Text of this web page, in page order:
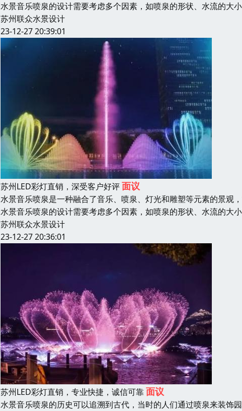
水景音乐喷泉的设计需要考虑多个因素，如喷泉的形状、水流的大
苏州联众水景设计
23-12-27 20:39:01
苏州LED彩灯直销，深受客户好评面议
水景音乐喷泉是一种融合了音乐、喷泉、灯光和雕塑等元素的景观
水景音乐喷泉的设计需要考虑多个因素，如喷泉的形状、水流的大
苏州联众水景设计
23-12-27 20:36:01
苏州LED彩灯直销，专业快捷，诚信可靠面议
水景音乐喷泉的历史可以追溯到古代，当时的人们通过喷泉来装饰